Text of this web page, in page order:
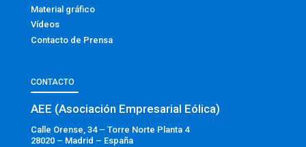
Material gráfico
Vídeos
Contacto de Prensa
CONTACTO
AEE (Asociación Empresarial Eólica)
Calle Orense, 34 – Torre Norte Planta 4
28020 – Madrid – España